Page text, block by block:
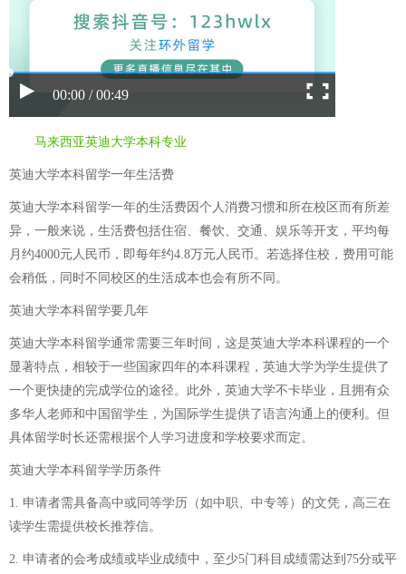
00:00 / 00:49
马来西亚英迪大学本科专业
英迪大学本科留学一年生活费
英迪大学本科留学一年的生活费因个人消费习惯和所在校区而有所差
异，一般来说，生活费包括住宿、餐饮、交通、娱乐等开支，平均每
月约4000元人民币，即每年约4.8万元人民币。若选择住校，费用可能
会稍低，同时不同校区的生活成本也会有所不同。
英迪大学本科留学要几年
英迪大学本科留学通常需要三年时间，这是英迪大学本科课程的一个
显著特点，相较于一些国家四年的本科课程，英迪大学为学生提供了
一个更快捷的完成学位的途径。此外，英迪大学不卡毕业，且拥有众
多华人老师和中国留学生，为国际学生提供了语言沟通上的便利。但
具体留学时长还需根据个人学习进度和学校要求而定。
英迪大学本科留学学历条件
1. 申请者需具备高中或同等学历（如中职、中专等）的文凭，高三在
读学生需提供校长推荐信。
2. 申请者的会考成绩或毕业成绩中，至少5门科目成绩需达到75分或平